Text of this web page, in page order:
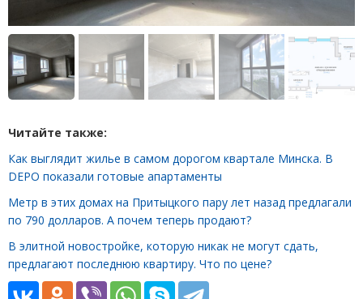
Читайте также:
Как выглядит жилье в самом дорогом квартале Минска. В
DEPO показали готовые апартаменты
Метр в этих домах на Притыцкого пару лет назад предлагали
по 790 долларов. А почем теперь продают?
В элитной новостройке, которую никак не могут сдать,
предлагают последнюю квартиру. Что по цене?